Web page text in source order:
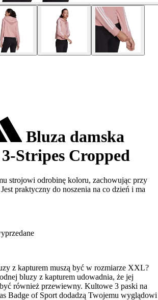
Bluza damska
Stripes Cropped
strojowi odrobinę koloru, zachowując przy
praktyczny do noszenia na co dzień i ma
z kapturem muszą być w rozmiarze XXL?
bluzy z kapturem udowadnia, że jej
również przewiewny. Kultowe 3 paski na
Badge of Sport dodadzą Twojemu wyglądowi